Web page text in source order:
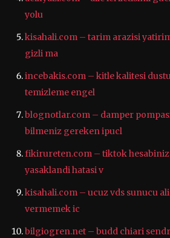
yolu
kisahali.com – tarim arazisi
gizli ma
incebakis.com – kitle kalitesi
temizleme engel
blognotlar.com – damper
bilmeniz gereken ipucl
fikirureten.com – tiktok
yasaklandi hatasi v
kisahali.com – ucuz vds sunucu
vermemek ic
bilgiogren.net – budd chiari